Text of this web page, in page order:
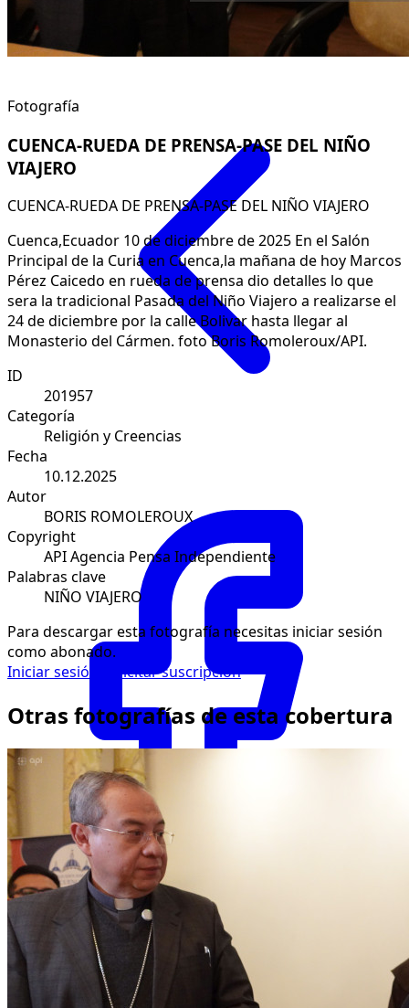
Facebook
Fotografía
CUENCA-RUEDA DE PRENSA-PASE DEL NIÑO
VIAJERO
CUENCA-RUEDA DE PRENSA-PASE DEL NIÑO VIAJERO
Cuenca,Ecuador 10 de diciembre de 2025 En el Salón
Principal de la Curia en Cuenca,la mañana de hoy Marcos
Pérez Caicedo en rueda de prensa dio detalles lo que
sera la tradicional Pasada del Niño Viajero a realizarse el
24 de diciembre por la calle Bolivar hasta llegar al
Monasterio del Cármen. foto Boris Romoleroux/API.
ID
201957
Categoría
Religión y Creencias
Fecha
10.12.2025
Autor
BORIS ROMOLEROUX
Copyright
API Agencia Pensa Independiente
Palabras clave
NIÑO VIAJERO
Para descargar esta fotografía necesitas iniciar sesión
como abonado.
Iniciar sesión
Solicitar suscripción
Otras fotografías de esta cobertura